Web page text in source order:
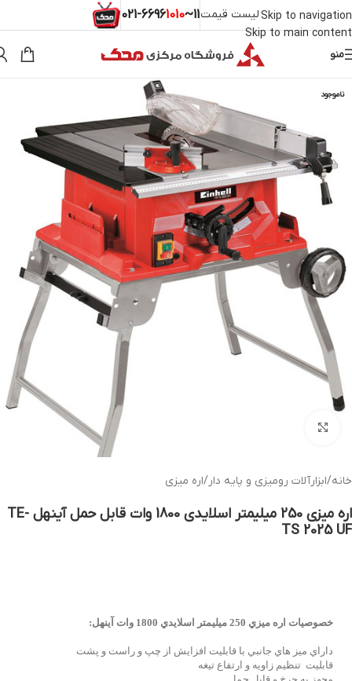
Skip to navigation
Skip to main content
لیست قیمت11~021-
66961010
منو
ناموجود
خانه/ابزارآلات رومیزی و پایه دار/اره میزی
اره میزی 250 میلیمتر اسلایدی 1800 وات قابل حمل آینهل TE-
TS 2025 UF
خصوصيات اره ميزي 250 ميليمتر اسلايدي 1800 وات آينهل:
داراي ميز هاي جانبي با قابليت افزايش از چپ و راست و پشت
قابليت تنظيم زاويه و ارتفاع تيغه